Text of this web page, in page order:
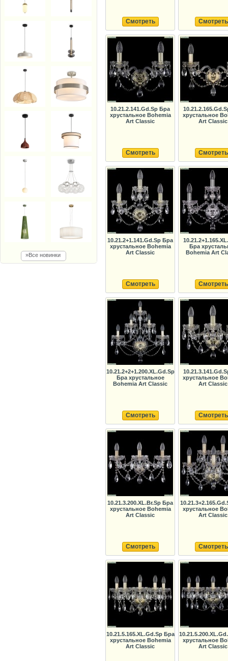
»Все новинки
Смотреть Смотреть
10.21.2.141.Gd.Sp Бра
хрустальное Bohemia
Art Classic
Смотреть
хрустальное
Art Classic
Смотреть
10.21.2+1.141.Gd.Sp Бра
хрустальное Bohemia
Art Classic
Смотреть
Бра
Bohemia Art
Смотреть
10.21.2+2+1.200.XL.Gd.Sp
Бра хрустальное
Bohemia Art Classic
Смотреть
хрустальное
Art Classic
Смотреть
10.21.3.200.XL.Br.Sp Бра
хрустальное Bohemia
Art Classic
Смотреть
хрустальное
Art Classic
Смотреть
10.21.5.165.XL.Gd.Sp Бра
хрустальное Bohemia
Art Classic
хрустальное
Art Classic